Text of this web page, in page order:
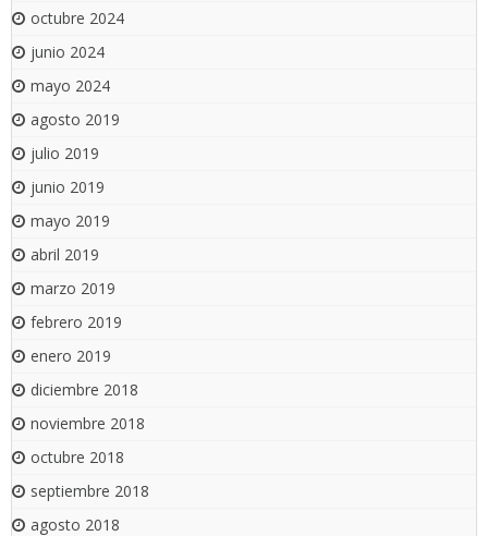
octubre 2024
junio 2024
mayo 2024
agosto 2019
julio 2019
junio 2019
mayo 2019
abril 2019
marzo 2019
febrero 2019
enero 2019
diciembre 2018
noviembre 2018
octubre 2018
septiembre 2018
agosto 2018